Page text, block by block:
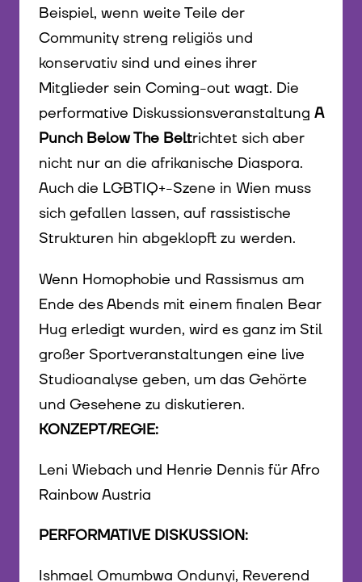
Beispiel, wenn weite Teile der
Community streng religiös und
konservativ sind und eines ihrer
Mitglieder sein Coming-out wagt. Die
performative Diskussionsveranstaltung A
Punch Below The Beltrichtet sich aber
nicht nur an die afrikanische Diaspora.
Auch die LGBTIQ+-Szene in Wien muss
sich gefallen lassen, auf rassistische
Strukturen hin abgeklopft zu werden.
Wenn Homophobie und Rassismus am
Ende des Abends mit einem finalen Bear
Hug erledigt wurden, wird es ganz im Stil
großer Sportveranstaltungen eine live
Studioanalyse geben, um das Gehörte
und Gesehene zu diskutieren.
KONZEPT/REGIE:
Leni Wiebach und Henrie Dennis für Afro
Rainbow Austria
PERFORMATIVE DISKUSSION:
Ishmael Omumbwa Ondunyi, Reverend